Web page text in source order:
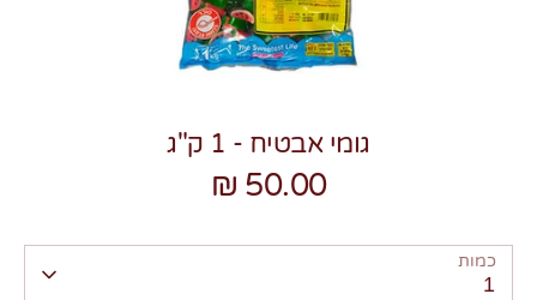
גומי אבטיח - 1 ק"ג
50.00 ₪
כמות
1